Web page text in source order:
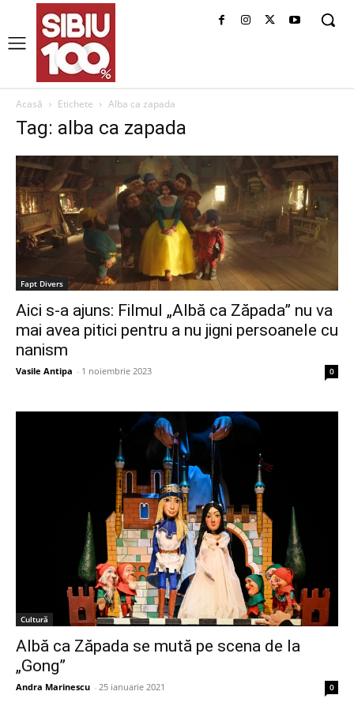
Acasă Etichete Alba ca zapada
Tag: alba ca zapada
Fapt Divers
Aici s-a ajuns: Filmul „Albă ca Zăpada” nu va
mai avea pitici pentru a nu jigni persoanele cu
nanism
Vasile Antipa - 1 noiembrie 2023 0
Cultură
Albă ca Zăpada se mută pe scena de la
„Gong”
Andra Marinescu - 25 ianuarie 2021 0